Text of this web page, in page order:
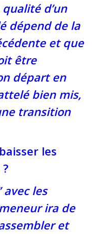
d’un
dépend de la
et que
être
départ en
bien mis,
transition
les
avec les
ira de
et